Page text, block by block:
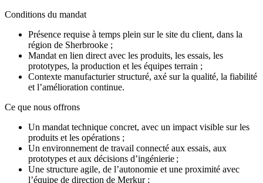
Conditions du mandat
Présence requise à temps plein sur le site du client, dans la
région de Sherbrooke ;
Mandat en lien direct avec les produits, les essais, les
prototypes, la production et les équipes terrain ;
Contexte manufacturier structuré, axé sur la qualité, la fiabilité
et l’amélioration continue.
Ce que nous offrons
Un mandat technique concret, avec un impact visible sur les
produits et les opérations ;
Un environnement de travail connecté aux essais, aux
prototypes et aux décisions d’ingénierie ;
Une structure agile, de l’autonomie et une proximité avec
l’équipe de direction de Merkur ;